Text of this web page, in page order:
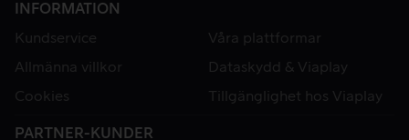
INFORMATION
Kundservice
Våra plattformar
Allmänna villkor
Dataskydd & Viaplay
Cookies
Tillgänglighet hos Viaplay
PARTNER-KUNDER